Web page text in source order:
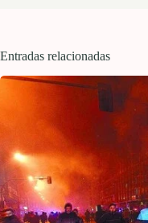
Entradas relacionadas